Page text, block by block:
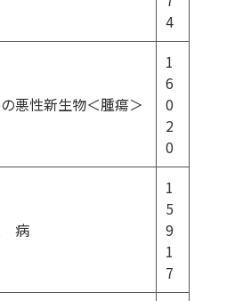
4
性新生物＜腫瘍＞
1
6
0
2
0
病
1
5
9
1
7